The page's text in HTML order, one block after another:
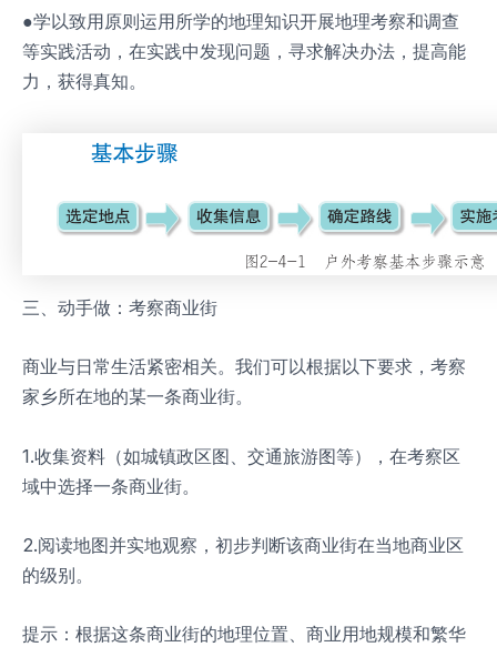
●学以致用原则运用所学的地理知识开展地理考察和调查
等实践活动，在实践中发现问题，寻求解决办法，提高能
力，获得真知。
三、动手做：考察商业街
商业与日常生活紧密相关。我们可以根据以下要求，考察
家乡所在地的某一条商业街。
1.收集资料（如城镇政区图、交通旅游图等），在考察区
域中选择一条商业街。
2.阅读地图并实地观察，初步判断该商业街在当地商业区
的级别。
提示：根据这条商业街的地理位置、商业用地规模和繁华